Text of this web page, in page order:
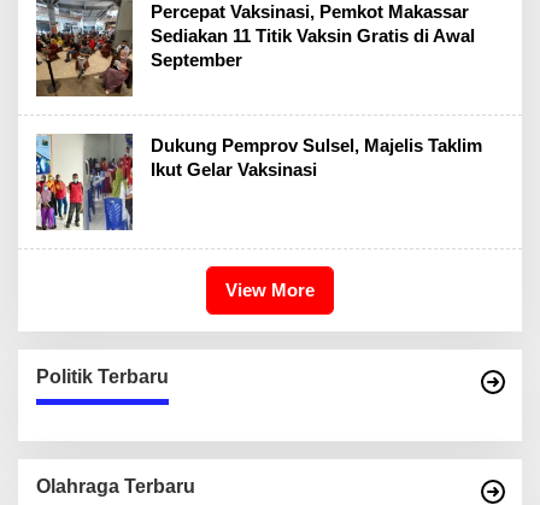
Percepat Vaksinasi, Pemkot Makassar
Sediakan 11 Titik Vaksin Gratis di Awal
September
Dukung Pemprov Sulsel, Majelis Taklim
Ikut Gelar Vaksinasi
View More
Politik Terbaru
Olahraga Terbaru